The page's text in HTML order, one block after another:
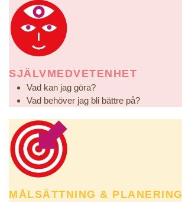
SJÄLVMEDVETENHET
Vad kan jag göra?
Vad behöver jag bli bättre på?
MÅLSÄTTNING & PLANERING